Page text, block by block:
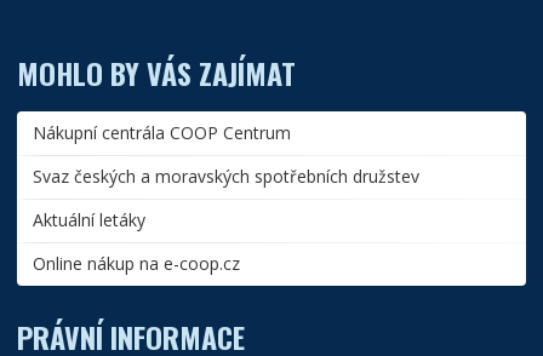
MOHLO BY VÁS ZAJÍMAT
Nákupní centrála COOP Centrum
Svaz českých a moravských spotřebních družstev
Aktuální letáky
Online nákup na e-coop.cz
PRÁVNÍ INFORMACE